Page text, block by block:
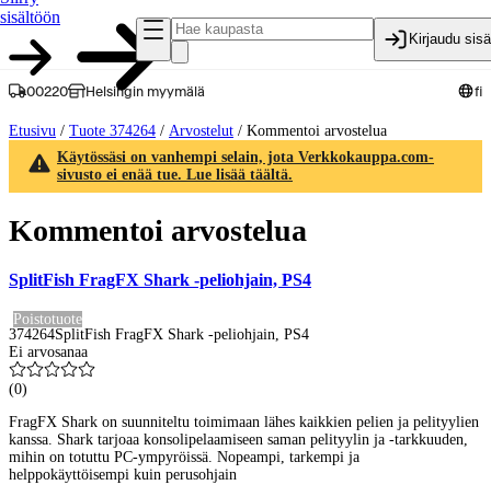
sisältöön
Kirjaudu
00220 Helsingin myymälä fi
Etusivu / Tuote 374264 / Arvostelut / Kommentoi arvostelua
Käytössäsi on vanhempi selain, jota Verkkokauppa.com-
sivusto ei enää tue. Lue lisää täältä.
Kommentoi arvostelua
SplitFish FragFX Shark -peliohjain, PS4
Poistotuote
374264SplitFish FragFX Shark -peliohjain, PS4
Ei arvosanaa
(0)
FragFX Shark on suunniteltu toimimaan lähes kaikkien pelien ja pelityylien
kanssa. Shark tarjoaa konsolipelaamiseen saman pelityylin ja -tarkkuuden,
mihin on totuttu PC-ympyröissä. Nopeampi, tarkempi ja
helppokäyttöisempi kuin perusohjain